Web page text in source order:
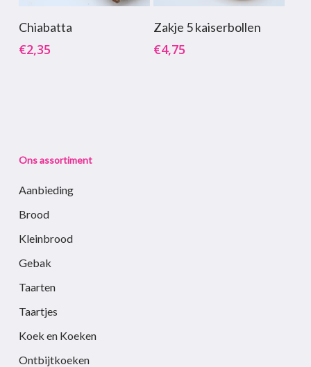
productpagina
Chiabatta
€2,35
Toevoegen Aan
Zakje 5 kaiserbollen
€4,75
Ons assortiment
Aanbieding
Brood
Kleinbrood
Gebak
Taarten
Taartjes
Koek en Koeken
Ontbijtkoeken